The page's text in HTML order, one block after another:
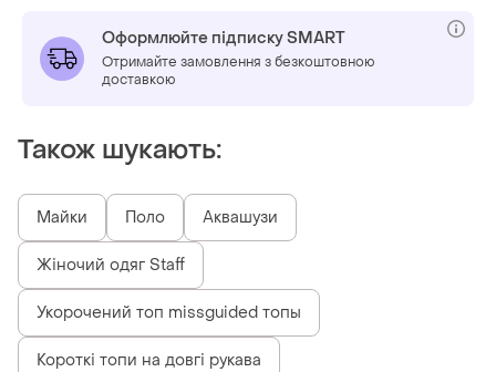
Оформлюйте підписку SMART
Отримайте замовлення з безкоштовною
доставкою
Також шукають:
Майки Поло Аквашузи
Жіночий одяг Staff
Укорочений топ missguided топы
Короткі топи на довгі рукава